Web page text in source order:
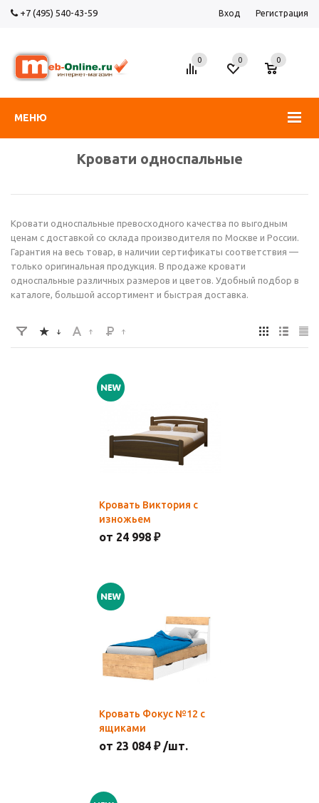
+7 (495) 540-43-59 Вход Регистрация
МЕНЮ
0 0
0
Кровати односпальные
Кровати односпальные превосходного качества по выгодным
ценам с доставкой со склада производителя по Москве и России.
Гарантия на весь товар, в наличии сертификаты соответствия —
только оригинальная продукция. В продаже кровати
односпальные различных размеров и цветов. Удобный подбор в
каталоге, большой ассортимент и быстрая доставка.
Кровать Виктория с
изножьем
от 24 998 ₽
Кровать Фокус №12 с
ящиками
от 23 084 ₽ /шт.